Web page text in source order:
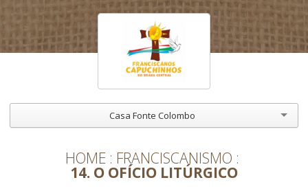
Casa Fonte Colombo
HOME FRANCISCANISMO
14. O OFÍCIO LITÚRGICO